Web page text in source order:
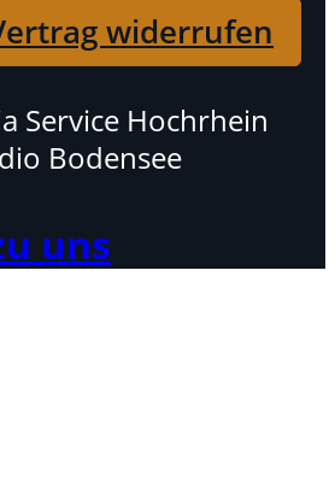
widerrufen
Service Hochrhein
Bodensee
uns